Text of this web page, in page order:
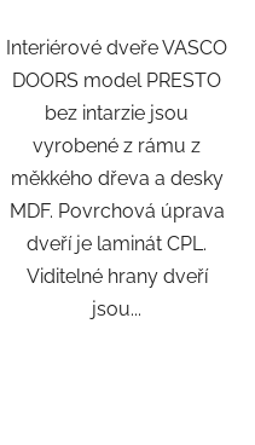
Interiérové dveře VASCO
DOORS model PRESTO
bez intarzie jsou
vyrobené z rámu z
měkkého dřeva a desky
MDF. Povrchová úprava
dveří je laminát CPL.
Viditelné hrany dveří
jsou...